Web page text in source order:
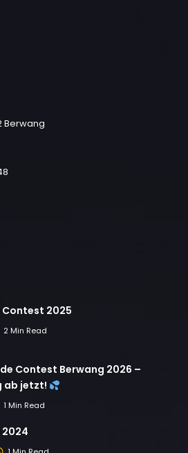
Berwang
2025
2 Min Read
Contest Berwang 2026 –
ab jetzt!
1 Min Read